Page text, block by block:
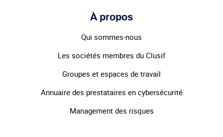
À propos
Qui sommes-nous
Les sociétés membres du Clusif
Groupes et espaces de travail
Annuaire des prestataires en cybersécurité
Management des risques